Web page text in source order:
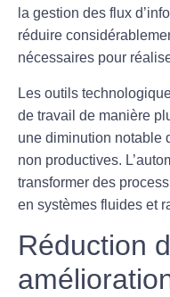
la gestion des flux
réduire
nécessaires pour
Les outils
de travail de manière
une diminution notable
non productives.
transformer des
en systèmes fluides et
Réduction